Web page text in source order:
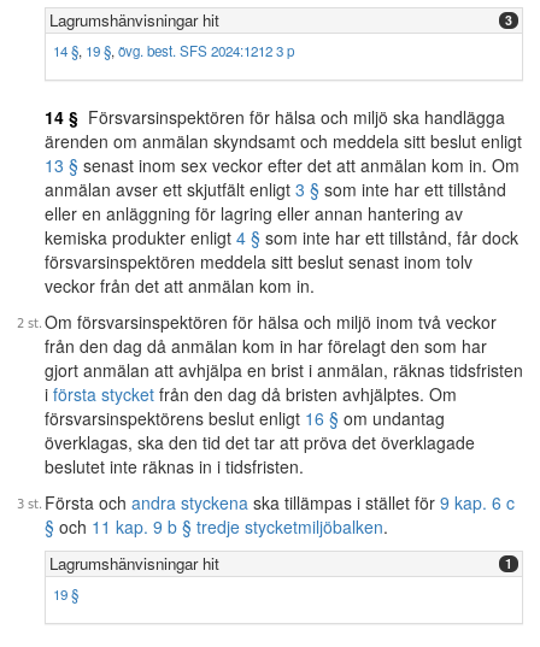
Lagrumshänvisningar hit 3
14 §, 19 §, övg. best. SFS 2024:1212 3 p
14 § Försvarsinspektören för hälsa och miljö ska handlägga
ärenden om anmälan skyndsamt och meddela sitt beslut enligt
13 § senast inom sex veckor efter det att anmälan kom in. Om
anmälan avser ett skjutfält enligt 3 § som inte har ett tillstånd
eller en anläggning för lagring eller annan hantering av
kemiska produkter enligt 4 § som inte har ett tillstånd, får dock
försvarsinspektören meddela sitt beslut senast inom tolv
veckor från det att anmälan kom in.
Om försvarsinspektören för hälsa och miljö inom två veckor
från den dag då anmälan kom in har förelagt den som har
gjort anmälan att avhjälpa en brist i anmälan, räknas tidsfristen
i första stycket från den dag då bristen avhjälptes. Om
försvarsinspektörens beslut enligt 16 § om undantag
överklagas, ska den tid det tar att pröva det överklagade
beslutet inte räknas in i tidsfristen.
Första och andra styckena ska tillämpas i stället för 9 kap. 6 c
§ och 11 kap. 9 b § tredje stycketmiljöbalken.
Lagrumshänvisningar hit 1
19 §